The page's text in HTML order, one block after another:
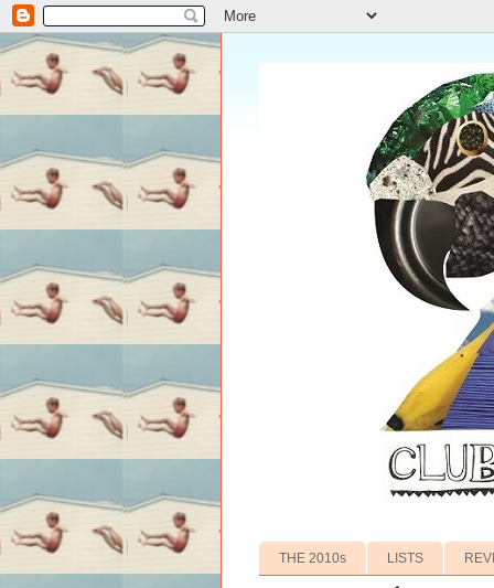
THE 2010s LISTS